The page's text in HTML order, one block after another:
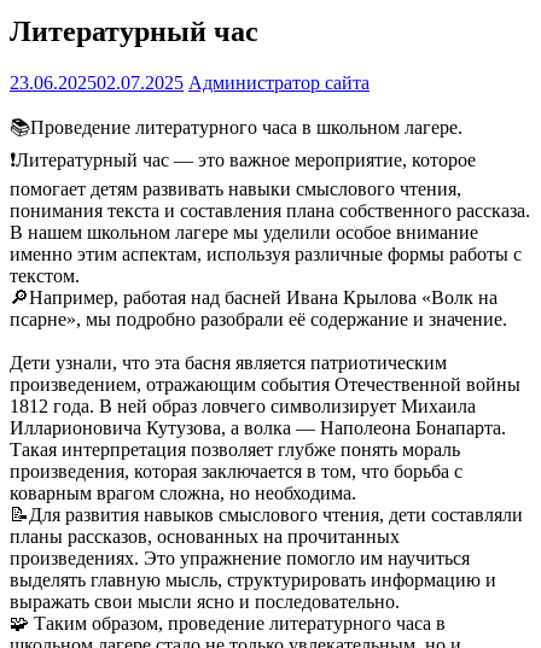
Литературный час
23.06.202502.07.2025 Администратор сайта
📚Проведение литературного часа в школьном лагере.
❗Литературный час — это важное мероприятие, которое
помогает детям развивать навыки смыслового чтения,
понимания текста и составления плана собственного рассказа.
В нашем школьном лагере мы уделили особое внимание
именно этим аспектам, используя различные формы работы с
текстом.
🔎Например, работая над басней Ивана Крылова «Волк на
псарне», мы подробно разобрали её содержание и значение.
Дети узнали, что эта басня является патриотическим
произведением, отражающим события Отечественной войны
1812 года. В ней образ ловчего символизирует Михаила
Илларионовича Кутузова, а волка — Наполеона Бонапарта.
Такая интерпретация позволяет глубже понять мораль
произведения, которая заключается в том, что борьба с
коварным врагом сложна, но необходима.
📝Для развития навыков смыслового чтения, дети составляли
планы рассказов, основанных на прочитанных
произведениях. Это упражнение помогло им научиться
выделять главную мысль, структурировать информацию и
выражать свои мысли ясно и последовательно.
🧩 Таким образом, проведение литературного часа в